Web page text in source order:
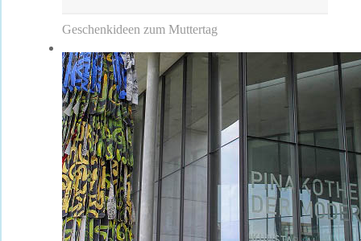
Geschenkideen zum Muttertag